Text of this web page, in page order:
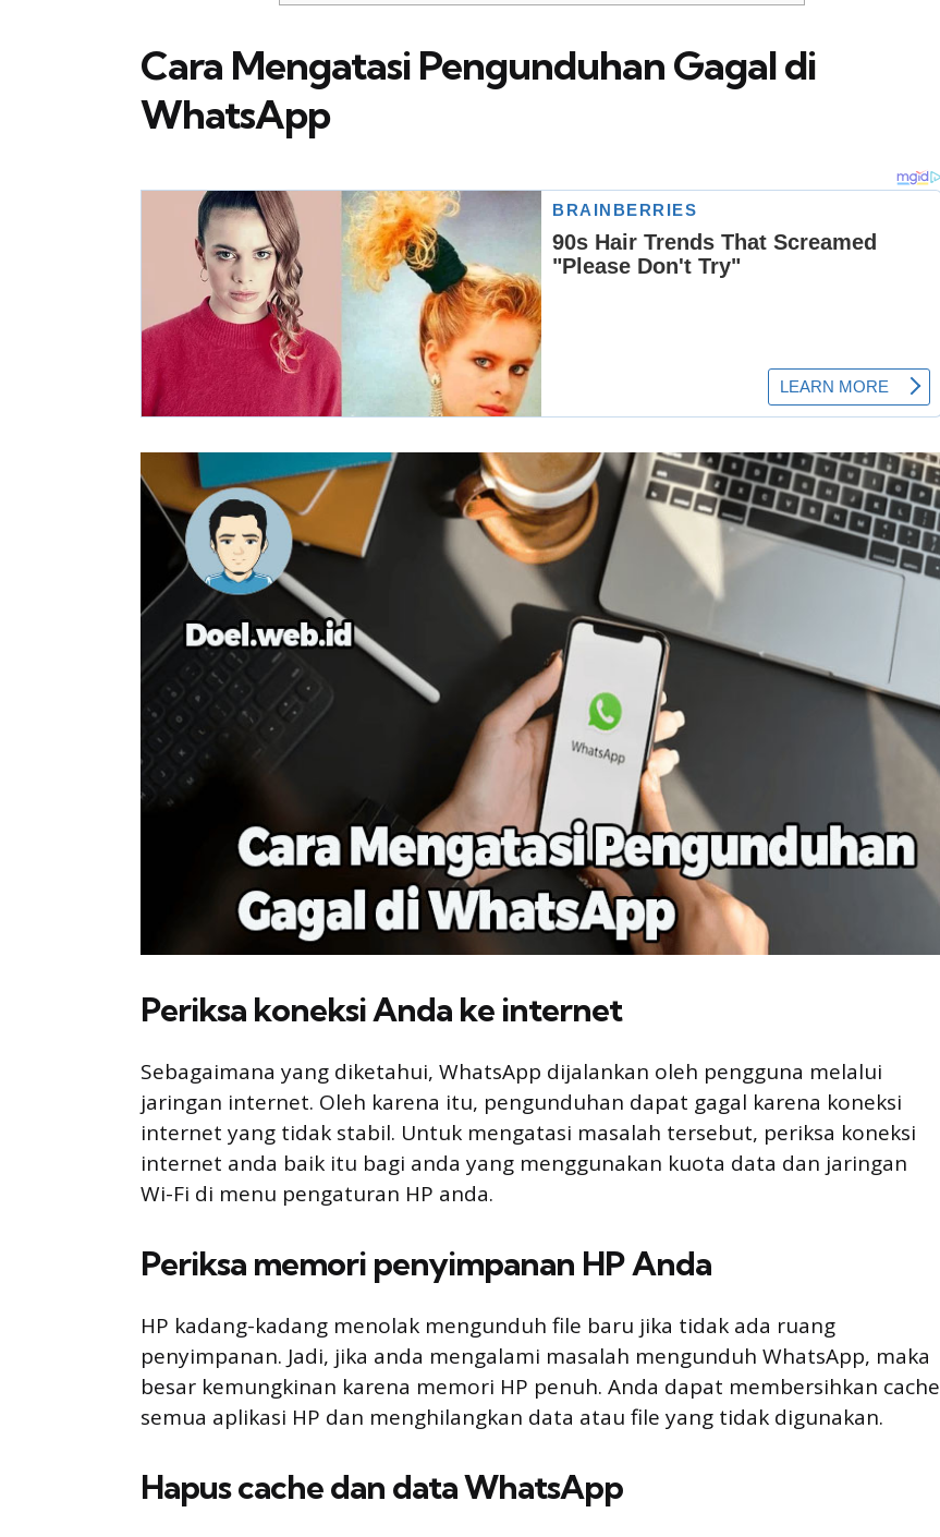
Cara Mengatasi Pengunduhan Gagal di
WhatsApp
Periksa koneksi Anda ke internet
Sebagaimana yang diketahui, WhatsApp dijalankan oleh pengguna melalui
jaringan internet. Oleh karena itu, pengunduhan dapat gagal karena koneksi
internet yang tidak stabil. Untuk mengatasi masalah tersebut, periksa koneksi
internet anda baik itu bagi anda yang menggunakan kuota data dan jaringan
Wi-Fi di menu pengaturan HP anda.
Periksa memori penyimpanan HP Anda
HP kadang-kadang menolak mengunduh file baru jika tidak ada ruang
penyimpanan. Jadi, jika anda mengalami masalah mengunduh WhatsApp, maka
besar kemungkinan karena memori HP penuh. Anda dapat membersihkan cache
semua aplikasi HP dan menghilangkan data atau file yang tidak digunakan.
Hapus cache dan data WhatsApp